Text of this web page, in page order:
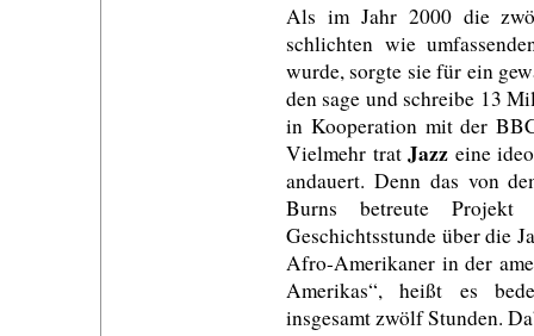
Als im Jahr 2000 die
schlichten wie
wurde, sorgte sie für ein
den sage und schreibe 13
in Kooperation mit der
Vielmehr tratJazz eine
andauert. Denn das von
Burns betreute
Geschichtsstunde über die
Afro-Amerikaner in der
Amerikas“, heißt es
insgesamt zwölf Stunden.